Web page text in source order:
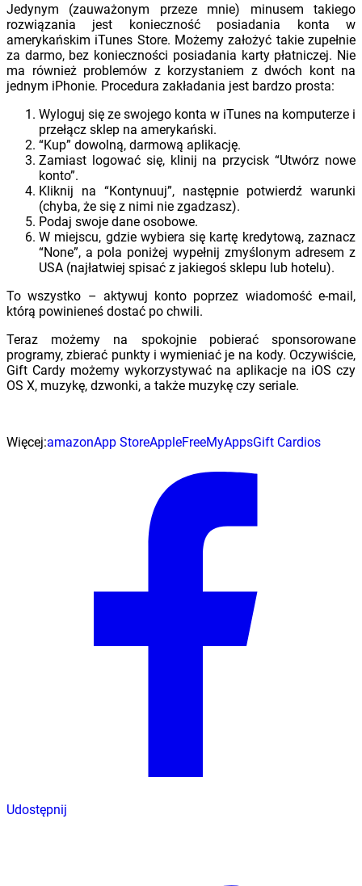
Jedynym (zauważonym przeze mnie) minusem takiego
rozwiązania jest konieczność posiadania konta w
amerykańskim iTunes Store. Możemy założyć takie zupełnie
za darmo, bez konieczności posiadania karty płatniczej. Nie
ma również problemów z korzystaniem z dwóch kont na
jednym iPhonie. Procedura zakładania jest bardzo prosta:
Wyloguj się ze swojego konta w iTunes na komputerze i
przełącz sklep na amerykański.
“Kup” dowolną, darmową aplikację.
Zamiast logować się, klinij na przycisk “Utwórz nowe
konto”.
Kliknij na “Kontynuuj”, następnie potwierdź warunki
(chyba, że się z nimi nie zgadzasz).
Podaj swoje dane osobowe.
W miejscu, gdzie wybiera się kartę kredytową, zaznacz
“None”, a pola poniżej wypełnij zmyślonym adresem z
USA (najłatwiej spisać z jakiegoś sklepu lub hotelu).
To wszystko – aktywuj konto poprzez wiadomość e-mail,
którą powinieneś dostać po chwili.
Teraz możemy na spokojnie pobierać sponsorowane
programy, zbierać punkty i wymieniać je na kody. Oczywiście,
Gift Cardy możemy wykorzystywać na aplikacje na iOS czy
OS X, muzykę, dzwonki, a także muzykę czy seriale.
Więcej:amazonApp StoreAppleFreeMyAppsGift Cardios
Udostępnij